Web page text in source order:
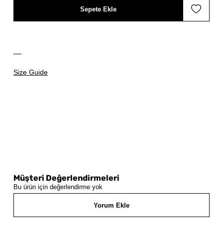
Size Guide
Sepete Ekle
Müşteri Değerlendirmeleri
Bu ürün için değerlendirme yok
Yorum Ekle